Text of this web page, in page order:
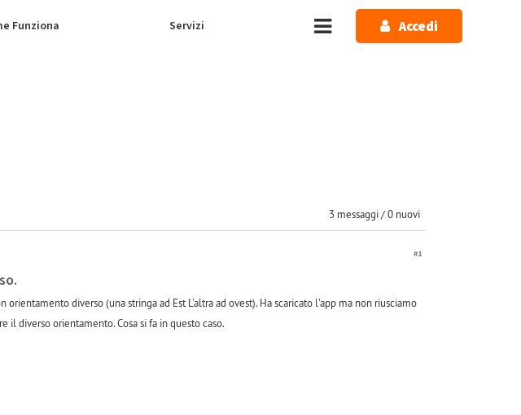
Funziona Servizi Accedi
3 messaggi / 0 nuovi
#1
diverso (una stringa ad Est L'altra ad ovest). Ha scaricato l'app ma non riusciamo
diverso orientamento. Cosa si fa in questo caso.